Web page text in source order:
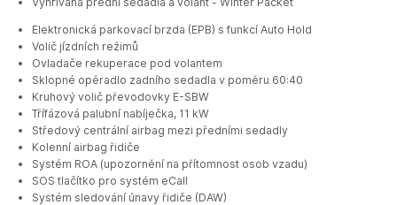
Elektronická parkovací brzda (EPB) s funkcí Auto Hold
Volič jízdních režimů
Ovladače rekuperace pod volantem
Sklopné opěradlo zadního sedadla v poměru 60:40
Kruhový volič převodovky E-SBW
Třífázová palubní nabíječka, 11 kW
Středový centrální airbag mezi předními sedadly
Kolenní airbag řidiče
Systém ROA (upozornění na přítomnost osob vzadu)
SOS tlačítko pro systém eCall
Systém sledování únavy řidiče (DAW)